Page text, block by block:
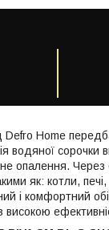
Home
водяної сорочки
опалення. Через
як: котли,
і комфортний
з високою